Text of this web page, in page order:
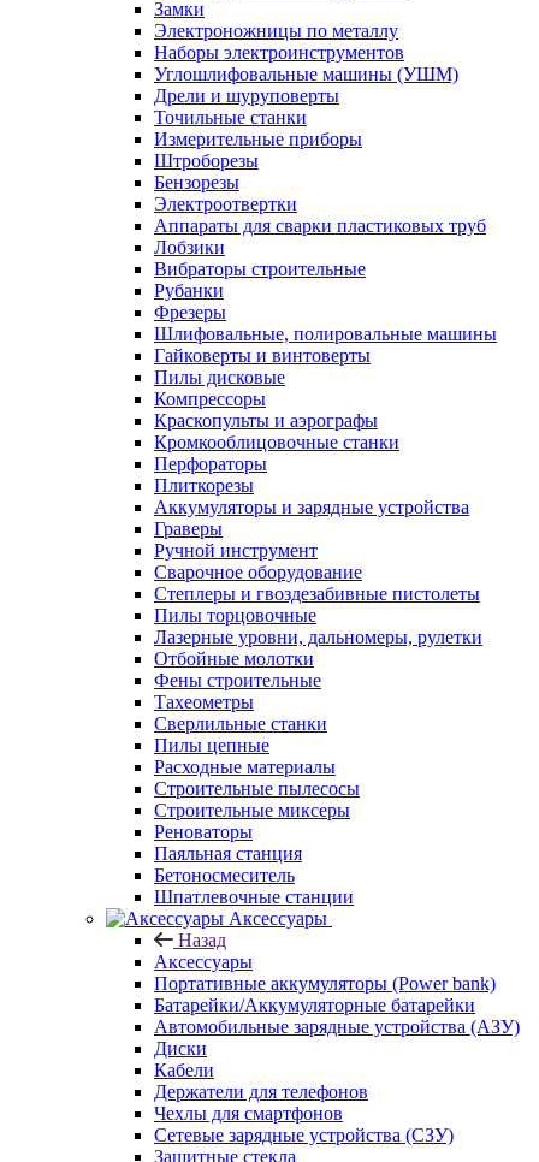
Замки
Электроножницы по металлу
Наборы электроинструментов
Углошлифовальные машины (УШМ)
Дрели и шуруповерты
Точильные станки
Измерительные приборы
Штроборезы
Бензорезы
Электроотвертки
Аппараты для сварки пластиковых труб
Лобзики
Вибраторы строительные
Рубанки
Фрезеры
Шлифовальные, полировальные машины
Гайковерты и винтоверты
Пилы дисковые
Компрессоры
Краскопульты и аэрографы
Кромкооблицовочные станки
Перфораторы
Плиткорезы
Аккумуляторы и зарядные устройства
Граверы
Ручной инструмент
Сварочное оборудование
Степлеры и гвоздезабивные пистолеты
Пилы торцовочные
Лазерные уровни, дальномеры, рулетки
Отбойные молотки
Фены строительные
Тахеометры
Сверлильные станки
Пилы цепные
Расходные материалы
Строительные пылесосы
Строительные миксеры
Реноваторы
Паяльная станция
Бетоносмеситель
Шпатлевочные станции
Аксессуары
Назад
Аксессуары
Портативные аккумуляторы (Power bank)
Батарейки/Аккумуляторные батарейки
Автомобильные зарядные устройства (АЗУ)
Диски
Кабели
Держатели для телефонов
Чехлы для смартфонов
Сетевые зарядные устройства (СЗУ)
Защитные стекла